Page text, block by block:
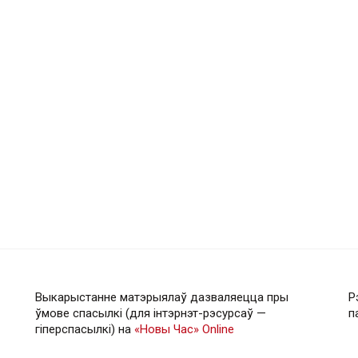
Выкарыстанне матэрыялаў дазваляецца пры
ўмове спасылкі (для інтэрнэт-рэсурсаў —
гiперспасылкi) на «Новы Час» Online